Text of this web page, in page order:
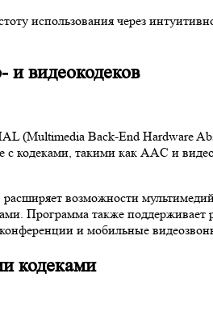
использования через
и видеокодеков
(Multimedia Back-End Hardware
кодеками, такими как AAC и
возможности
Программа также
и мобильные
кодеками